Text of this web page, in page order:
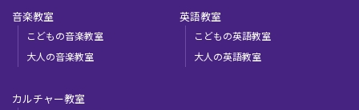
音楽教室
こどもの音楽教室
大人の音楽教室
英語教室
こどもの英語教室
大人の英語教室
カルチャー教室